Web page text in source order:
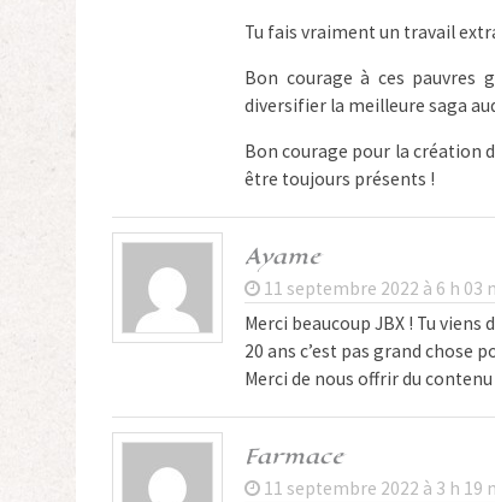
Tu fais vraiment un travail
Bon courage à ces pauvres
diversifier la meilleure saga
Bon courage pour la création
être toujours présents !
Ayame
11 septembre 2022 à 6 h 03
Merci beaucoup JBX ! Tu
20 ans c’est pas grand chose
Merci de nous offrir du
Farmace
11 septembre 2022 à 3 h 19